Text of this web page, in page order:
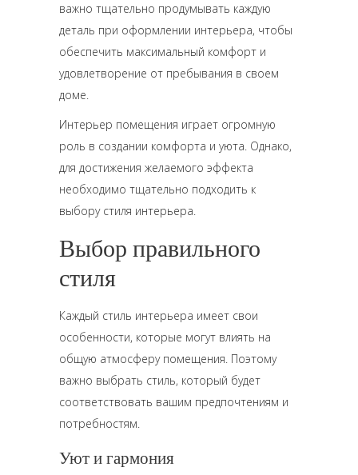
важно тщательно продумывать каждую
деталь при оформлении интерьера, чтобы
обеспечить максимальный комфорт и
удовлетворение от пребывания в своем
доме.
Интерьер помещения играет огромную
роль в создании комфорта и уюта. Однако,
для достижения желаемого эффекта
необходимо тщательно подходить к
выбору стиля интерьера.
Выбор правильного
стиля
Каждый стиль интерьера имеет свои
особенности, которые могут влиять на
общую атмосферу помещения. Поэтому
важно выбрать стиль, который будет
соответствовать вашим предпочтениям и
потребностям.
Уют и гармония